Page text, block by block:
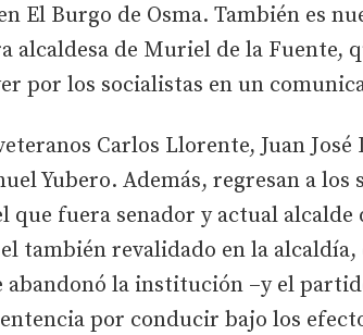
El Burgo de Osma. También es
alcaldesa de Muriel de la Fuente,
por los socialistas en un
Carlos Llorente, Juan José
Yubero. Además, regresan a los
que fuera senador y actual alcalde
también revalidado en la
abandonó la institución –y el
por conducir bajo los